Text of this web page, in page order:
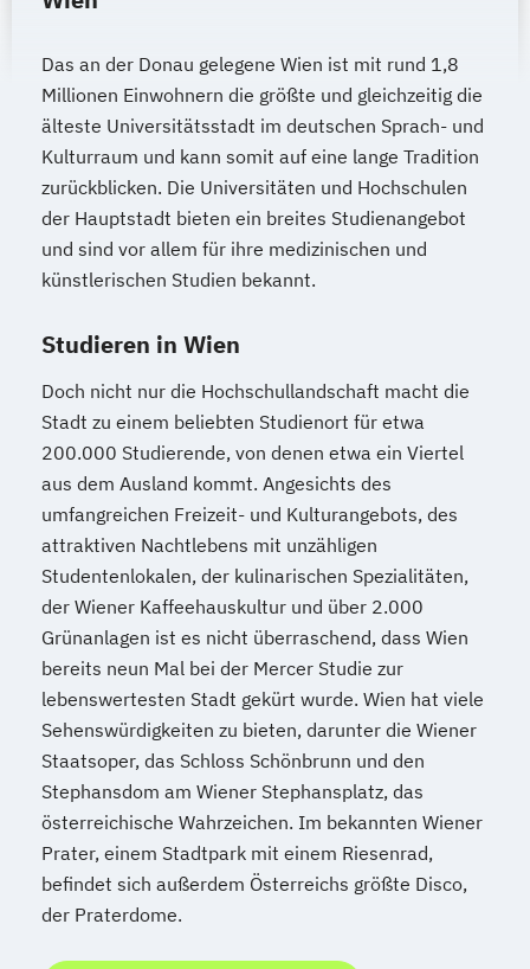
Beeinträchtigungen (Lehramt)
Interdisziplinäre Osteuropastudien
Internationale Betriebswirtschaft
Internationale Betriebswirtschaft
Internationale Entwicklung
Internationale Rechtswissenschaften
Islamisch-Theologische Studien
Islamische Religionspädagogik
Judaistik
Kartographie und Geoinformation
Katholische Fachtheologie
Katholische Religion (Lehramt)
Klassische Archäologie
Klassische Philologie Koreanologie
Kultur und Gesellschaft des modernen
Südasien
Kultur- und Sozialanthropologie
Kunstgeschichte
Latein (Lehramt)
Lebensmittelchemie
Mathematik
Mathematik (Lehramt)
Medieninformatik
Meteorologie Meteorologie
Middle European interdisciplinary master's
programme in Cognitive Science
(MEi:CogSci)
Molekulare Biologie
Molekulare Mikrobiologie
Das an der Donau gelegene Wien ist mit rund 1,8
Millionen Einwohnern die größte und gleichzeitig die
älteste Universitätsstadt im deutschen Sprach- und
Kulturraum und kann somit auf eine lange Tradition
zurückblicken. Die Universitäten und Hochschulen
der Hauptstadt bieten ein breites Studienangebot
und sind vor allem für ihre medizinischen und
künstlerischen Studien bekannt.
Studieren in Wien
Doch nicht nur die Hochschullandschaft macht die
Stadt zu einem beliebten Studienort für etwa
200.000 Studierende, von denen etwa ein Viertel
aus dem Ausland kommt. Angesichts des
umfangreichen Freizeit- und Kulturangebots, des
attraktiven Nachtlebens mit unzähligen
Studentenlokalen, der kulinarischen Spezialitäten,
der Wiener Kaffeehauskultur und über 2.000
Grünanlagen ist es nicht überraschend, dass Wien
bereits neun Mal bei der Mercer Studie zur
lebenswertesten Stadt gekürt wurde. Wien hat viele
Sehenswürdigkeiten zu bieten, darunter die Wiener
Staatsoper, das Schloss Schönbrunn und den
Stephansdom am Wiener Stephansplatz, das
österreichische Wahrzeichen. Im bekannten Wiener
Prater, einem Stadtpark mit einem Riesenrad,
befindet sich außerdem Österreichs größte Disco,
der Praterdome.